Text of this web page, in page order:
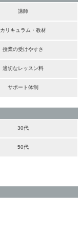
講師
カリキュラム・教材
授業の受けやすさ
適切なレッスン料
サポート体制
30代
50代